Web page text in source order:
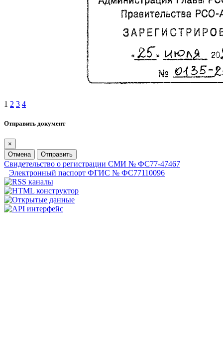
1 2 3 4
Отправить документ
×
Отмена
Отправить
Свидетельство о регистрации СМИ № ФС77-47467
Электронный паспорт ФГИС № ФС77110096